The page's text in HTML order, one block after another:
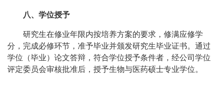
八、学位授予
研究生在修业年限内按培养方案的要求，修满应修学
分，完成必修环节，准予毕业并颁发研究生毕业证书。通过
学位（毕业）论文答辩，符合学位授予条件者，经公司学位
评定委员会审核批准后，授予生物与医药硕士专业学位。